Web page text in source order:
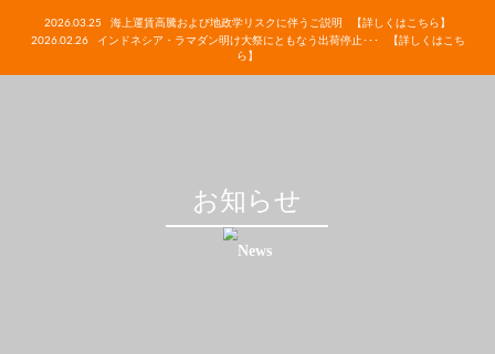
2026.03.25 海上運賃高騰および地政学リスクに伴うご説明
【詳しくはこちら】
2026.02.26
インドネシア・ラマダン明け大祭にともなう出荷停止･･･
【詳しくはこち
ら】
お知らせ